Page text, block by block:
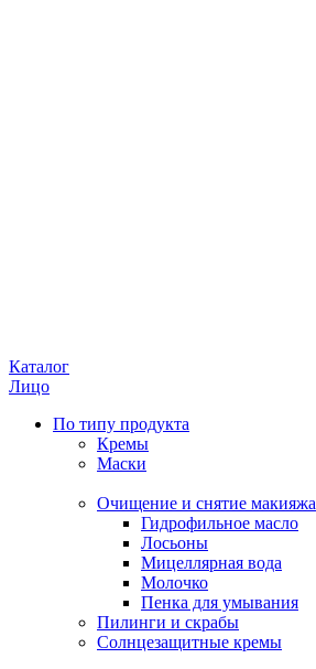
Каталог
Лицо
По типу продукта
Кремы
Маски
Очищение и снятие макияжа
Гидрофильное масло
Лосьоны
Мицеллярная вода
Молочко
Пенка для умывания
Пилинги и скрабы
Солнцезащитные кремы